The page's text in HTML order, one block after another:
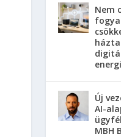
Nem
Új
AI-
MBH